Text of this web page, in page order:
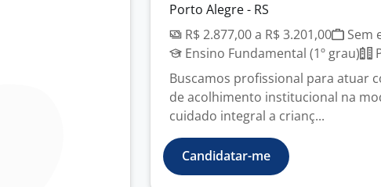
Porto Alegre - RS
R$ 2.877,00 a R$ 3.201,00
Sem
Ensino Fundamental (1º grau)
Buscamos profissional para atuar
de acolhimento institucional na
cuidado integral a crianç...
Candidatar-me